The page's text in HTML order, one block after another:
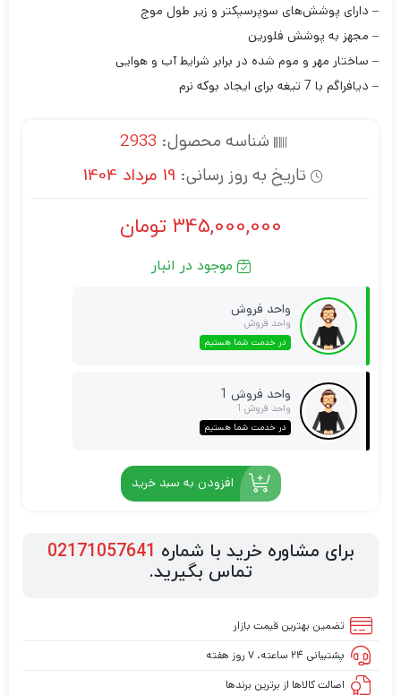
– دارای پوشش‌های سوپرسپکتر و زیر طول موج
– مجهز به پوشش فلورین
– ساختار مهر و موم شده در برابر شرایط آب و هوایی
– دیافراگم با 7 تیغه برای ایجاد بوکه نرم
شناسه محصول: 2933
تاریخ به روز رسانی: 19 مرداد 1404
345,000,000 تومان
موجود در انبار
واحد فروش
واحد فروش
در خدمت شما هستیم
واحد فروش 1
واحد فروش 1
در خدمت شما هستیم
افزودن به سبد خرید
برای مشاوره خرید با شماره 02171057641
تماس بگیرید.
تضمین بهترین قیمت بازار
پشتیبانی ۲۴ ساعته، ۷ روز هفته
اصالت کالاها از برترین برندها